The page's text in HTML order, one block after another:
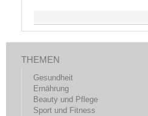
THEMEN
Gesundheit
Ernährung
Beauty und Pflege
Sport und Fitness